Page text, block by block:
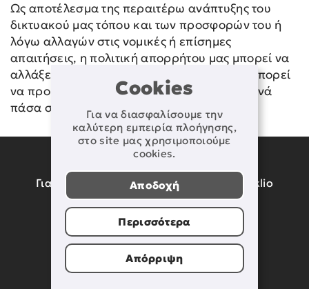
Cookies
Για να διασφαλίσουμε την
καλύτερη εμπειρία πλοήγησης,
στο site μας χρησιμοποιούμε
cookies.
Αποδοχή
Περισσότερα
Απόρριψη
Ως αποτέλεσμα της περαιτέρω ανάπτυξης του
δικτυακού μας τόπου και των προσφορών του ή
λόγω αλλαγών στις νομικές ή επίσημες
απαιτήσεις, η πολιτική απορρήτου μας μπορεί να
αλλάξει. Η τρέχουσα πολιτική απορρήτου μπορεί
να προβληθεί και να εκτυπωθεί από εσάς ανά
πάσα στιγμή.
ΔΙΕΥΘΥΝΣΗ
Γιαμαλάκη 50 & Σοφοκλή Βενιζέλου, Iraklio
Center 1ος όροφος
Τ.Κ. 712 02
Ηράκλειο Κρήτης